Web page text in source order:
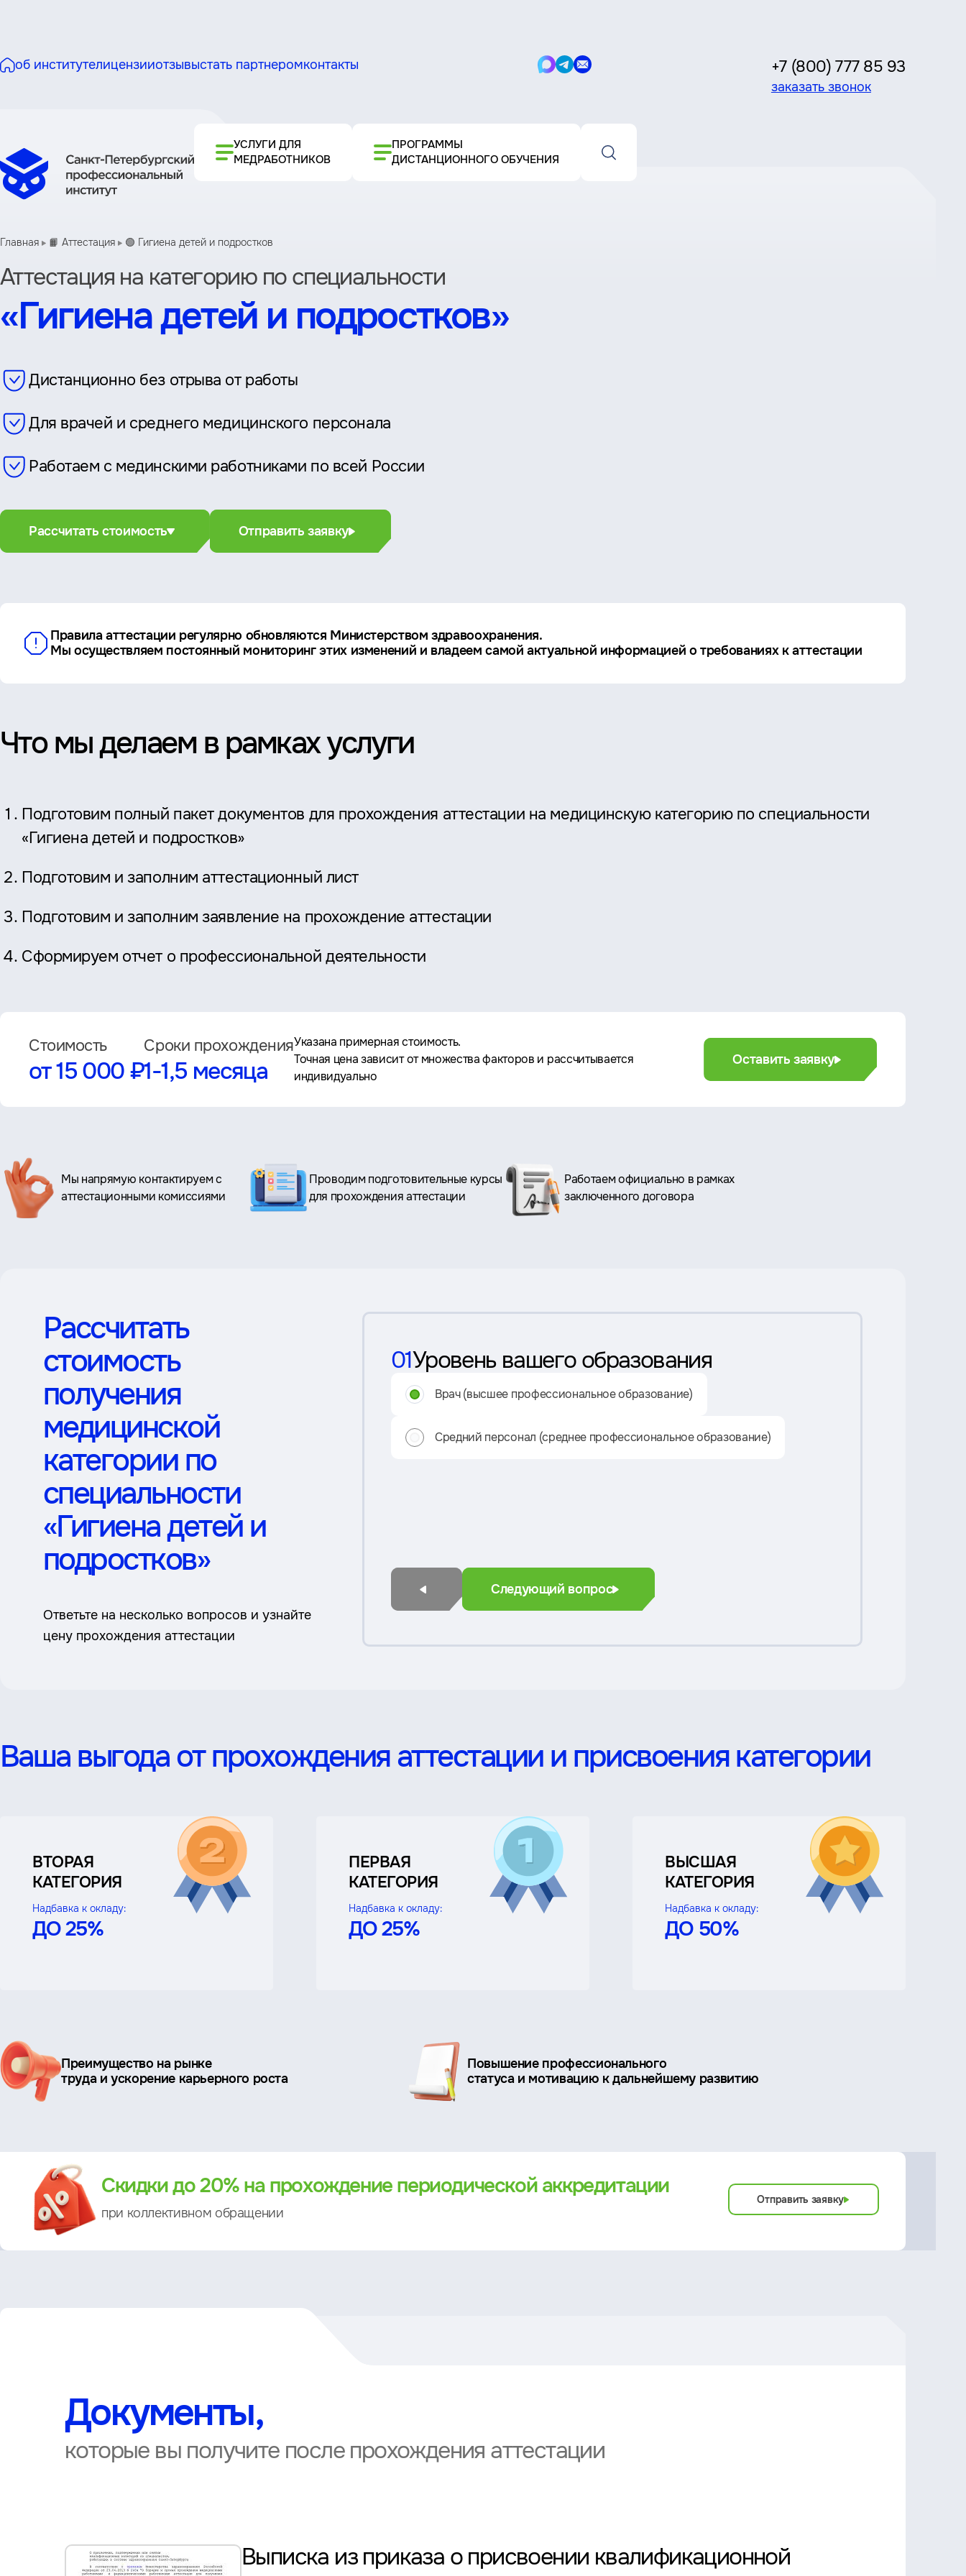
об институтелицензииотзывыстать партнеромконтакты
Написать
Написать
Написать
+7 (800) 777 85 93
заказать звонок
УСЛУГИ ДЛЯ
МЕДРАБОТНИКОВ
ПРОГРАММЫ
ДИСТАНЦИОННОГО ОБУЧЕНИЯ
Главная 📙 Аттестация 🟢 Гигиена детей и подростков
Аттестация на категорию по специальности
«Гигиена детей и подростков»
Дистанционно без отрыва от работы
Для врачей и среднего медицинского персонала
Работаем с мединскими работниками по всей России
Рассчитать стоимость Отправить заявку
Правила аттестации регулярно обновляются Министерством здравоохранения.
Мы осуществляем постоянный мониторинг этих изменений и владеем самой актуальной информацией о требованиях к аттестации
Что мы делаем в рамках услуги
Подготовим полный пакет документов для прохождения аттестации на медицинскую категорию по специальности
«Гигиена детей и подростков»
Подготовим и заполним аттестационный лист
Подготовим и заполним заявление на прохождение аттестации
Сформируем отчет о профессиональной деятельности
Стоимость
от 15 000 ₽
Сроки прохождения
1-1,5 месяца
Указана примерная стоимость.
Точная цена зависит от множества факторов и рассчитывается
индивидуально
Оставить заявку
Ключевые
преимущества
Мы напрямую контактируем с
аттестационными комиссиями
Проводим подготовительные курсы
для прохождения аттестации
Работаем официально в рамках
заключенного договора
Рассчитать
стоимость
получения
медицинской
категории по
специальности
«Гигиена детей и
подростков»
Ответьте на несколько вопросов и узнайте
цену прохождения аттестации
01Уровень вашего образования
Врач (высшее профессиональное образование)
Средний персонал (среднее профессиональное образование)
Следующий вопрос
Ваша выгода от прохождения аттестации и присвоения категории
ВТОРАЯ
КАТЕГОРИЯ
Надбавка к окладу:
ДО 25%
ПЕРВАЯ
КАТЕГОРИЯ
Надбавка к окладу:
ДО 25%
ВЫСШАЯ
КАТЕГОРИЯ
Надбавка к окладу:
ДО 50%
Ключевые
преимущества
Преимущество на рынке
труда и ускорение карьерного роста
Повышение профессионального
статуса и мотивацию к дальнейшему развитию
ПреимуществоСкидки до 20% на прохождение периодической аккредитации
при коллективном обращении
Отправить заявку
Документы,
которые вы получите после прохождения аттестации
Выписка из приказа о присвоении квалификационной